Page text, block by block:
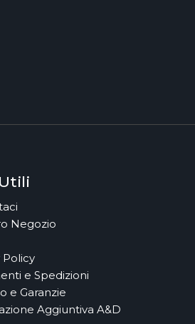
Negozio
Policy
e Spedizioni
e Garanzie
Aggiuntiva A&D